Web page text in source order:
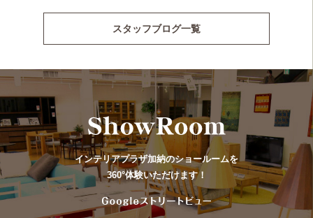
スタッフブログ一覧
インテリアプラザ加納のショールームを
360°体験いただけます！